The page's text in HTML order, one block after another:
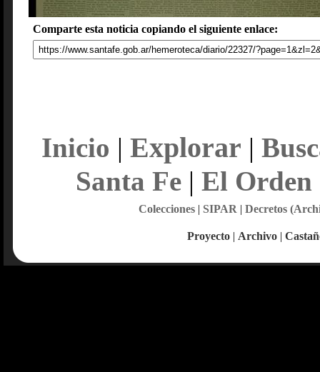
Comparte esta noticia copiando el siguiente enlace:
Inicio | Explorar |
Santa Fe| El Orden
Colecciones| SIPAR | Decretos
Proyecto | Archivo |